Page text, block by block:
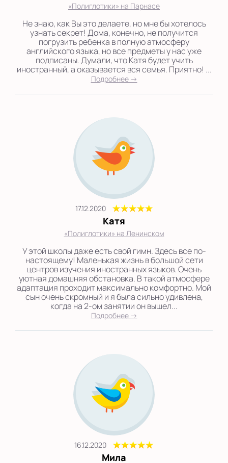
«Полиглотики» на Парнасе
Не знаю, как Вы это делаете, но мне бы хотелось
узнать секрет! Дома, конечно, не получится
погрузить ребенка в полную атмосферу
английского языка, но все предметы у нас уже
подписаны. Думали, что Катя будет учить
иностранный, а оказывается вся семья. Приятно! ...
Подробнее →
17.12.2020
Катя
«Полиглотики» на Ленинском
У этой школы даже есть свой гимн. Здесь все по-
настоящему! Маленькая жизнь в большой сети
центров изучения иностранных языков. Очень
уютная домашняя обстановка. В такой атмосфере
адаптация проходит максимально комфортно. Мой
сын очень скромный и я была сильно удивлена,
когда на 2-ом занятии он вышел...
Подробнее →
16.12.2020
Мила